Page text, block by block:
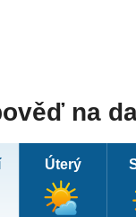
na
Úterý